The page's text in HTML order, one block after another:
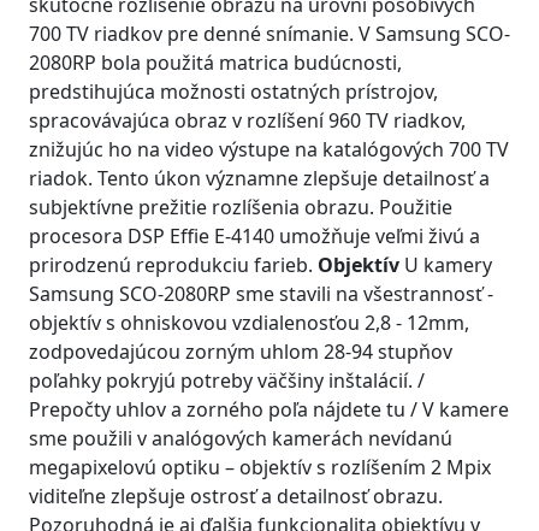
skutočné rozlíšenie obrazu na úrovni pôsobivých
700 TV riadkov pre denné snímanie. V Samsung SCO-
2080RP bola použitá matrica budúcnosti,
predstihujúca možnosti ostatných prístrojov,
spracovávajúca obraz v rozlíšení 960 TV riadkov,
znižujúc ho na video výstupe na katalógových 700 TV
riadok. Tento úkon významne zlepšuje detailnosť a
subjektívne prežitie rozlíšenia obrazu. Použitie
procesora DSP Effie E-4140 umožňuje veľmi živú a
prirodzenú reprodukciu farieb. Objektív U kamery
Samsung SCO-2080RP sme stavili na všestrannosť -
objektív s ohniskovou vzdialenosťou 2,8 - 12mm,
zodpovedajúcou zorným uhlom 28-94 stupňov
poľahky pokryjú potreby väčšiny inštalácií. /
Prepočty uhlov a zorného poľa nájdete tu / V kamere
sme použili v analógových kamerách nevídanú
megapixelovú optiku – objektív s rozlíšením 2 Mpix
viditeľne zlepšuje ostrosť a detailnosť obrazu.
Pozoruhodná je aj ďalšia funkcionalita objektívu v